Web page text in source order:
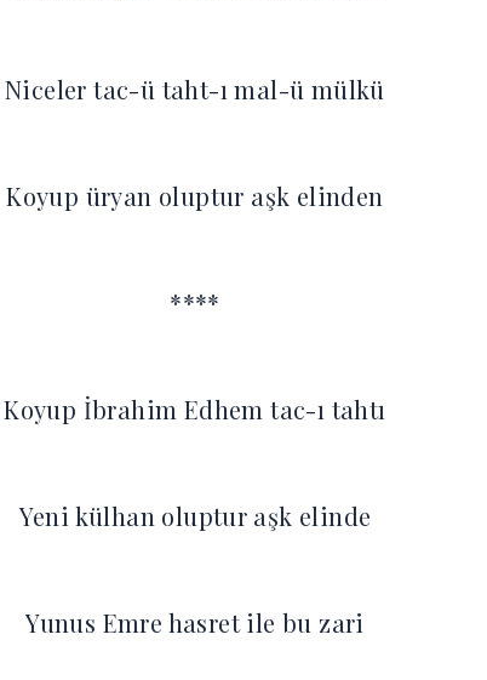
Niceler tac-ü taht-ı mal-ü mülkü
Koyup üryan oluptur aşk elinden
****
Koyup İbrahim Edhem tac-ı tahtı
Yeni külhan oluptur aşk elinde
Yunus Emre hasret ile bu zari